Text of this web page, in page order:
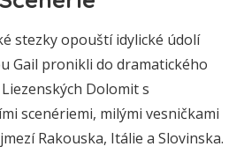
stezky opouští idylické údolí
Gail pronikli do dramatického
Dolomit s
scenériemi, milými vesničkami
Rakouska, Itálie a Slovinska.